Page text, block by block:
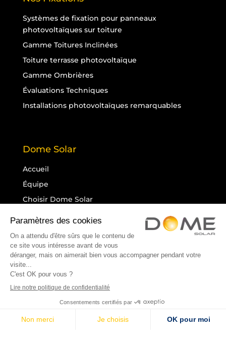
Systèmes de fixation pour panneaux
photovoltaïques sur toiture
Gamme Toitures Inclinées
Toiture terrasse photovoltaïque
Gamme Ombrières
Évaluations Techniques
Installations photovoltaïques remarquables
Dome Solar
Accueil
Équipe
Choisir Dome Solar
Blog
Contactez-nous
Contact